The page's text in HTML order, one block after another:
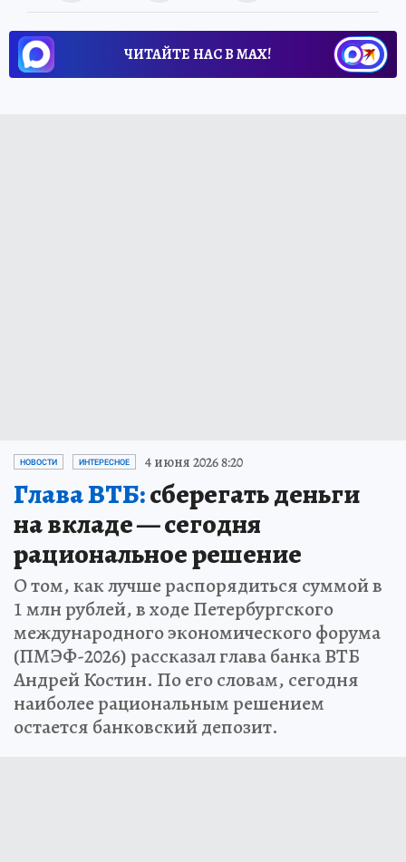
ЧИТАЙТЕ НАС В МАХ!
НОВОСТИ ИНТЕРЕСНОЕ 4 июня 2026 8:20
Глава ВТБ:сберегать деньги
на вкладе — сегодня
рациональное решение
О том, как лучше распорядиться суммой в
1 млн рублей, в ходе Петербургского
международного экономического форума
(ПМЭФ-2026) рассказал глава банка ВТБ
Андрей Костин. По его словам, сегодня
наиболее рациональным решением
остается банковский депозит.